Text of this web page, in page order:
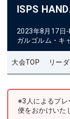
ISPS
2023年8月17日
ガルゴルム・キ
大会TOP リー
※3人によるプレ
便をおかけいた